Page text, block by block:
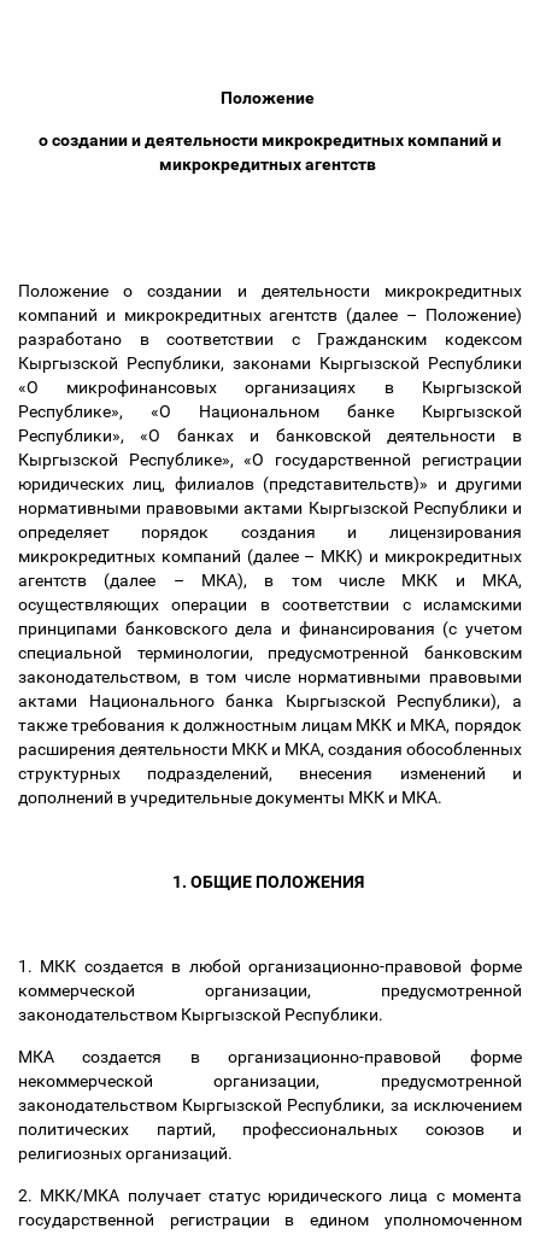
Положение
о создании и деятельности микрокредитных компаний и
микрокредитных агентств
Положение о создании и деятельности микрокредитных
компаний и микрокредитных агентств (далее – Положение)
разработано в соответствии с Гражданским кодексом
Кыргызской Республики, законами Кыргызской Республики
«О микрофинансовых организациях в Кыргызской
Республике», «О Национальном банке Кыргызской
Республики», «О банках и банковской деятельности в
Кыргызской Республике», «О государственной регистрации
юридических лиц, филиалов (представительств)» и другими
нормативными правовыми актами Кыргызской Республики и
определяет порядок создания и лицензирования
микрокредитных компаний (далее – МКК) и микрокредитных
агентств (далее – МКА), в том числе МКК и МКА,
осуществляющих операции в соответствии с исламскими
принципами банковского дела и финансирования (с учетом
специальной терминологии, предусмотренной банковским
законодательством, в том числе нормативными правовыми
актами Национального банка Кыргызской Республики), а
также требования к должностным лицам МКК и МКА, порядок
расширения деятельности МКК и МКА, создания обособленных
структурных подразделений, внесения изменений и
дополнений в учредительные документы МКК и МКА.
1. ОБЩИЕ ПОЛОЖЕНИЯ
1. МКК создается в любой организационно-правовой форме
коммерческой организации, предусмотренной
законодательством Кыргызской Республики.
МКА создается в организационно-правовой форме
некоммерческой организации, предусмотренной
законодательством Кыргызской Республики, за исключением
политических партий, профессиональных союзов и
религиозных организаций.
2. МКК/МКА получает статус юридического лица с момента
государственной регистрации в едином уполномоченном